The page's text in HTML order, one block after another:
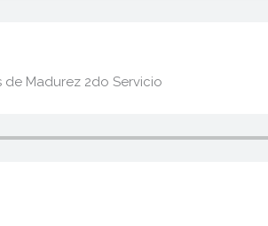
de Madurez 2do Servicio